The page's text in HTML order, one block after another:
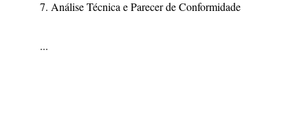
7. Análise Técnica e Parecer de Conformidade
...